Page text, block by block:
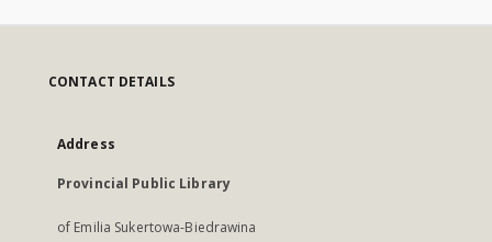
CONTACT DETAILS
Address
Provincial Public Library
of Emilia Sukertowa-Biedrawina